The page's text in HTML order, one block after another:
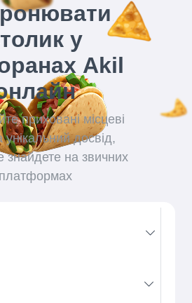
у
Akil
приховані місцеві
унікальний досвід,
знайдете на звичних
платформах